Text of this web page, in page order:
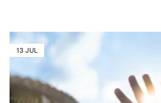
13 JUL